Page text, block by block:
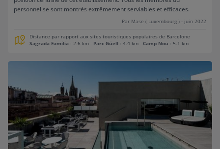
personnel se sont montrés extrêmement serviables et efficaces.
Par Mase ( Luxembourg ) - juin 2022
Distance par rapport aux sites touristiques populaires de Barcelone
Sagrada Familia : 2.6 km - Parc Güell : 4.4 km - Camp Nou : 5.1 km